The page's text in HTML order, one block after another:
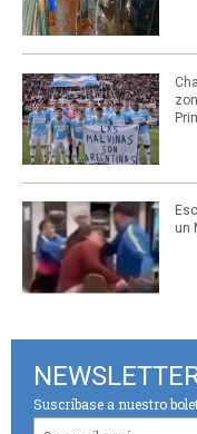
un
Suscríbase a nuestro